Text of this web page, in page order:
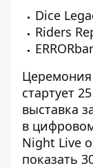
Dice
Riders
Церемония
стартует
выставка
в
Night Live
показать